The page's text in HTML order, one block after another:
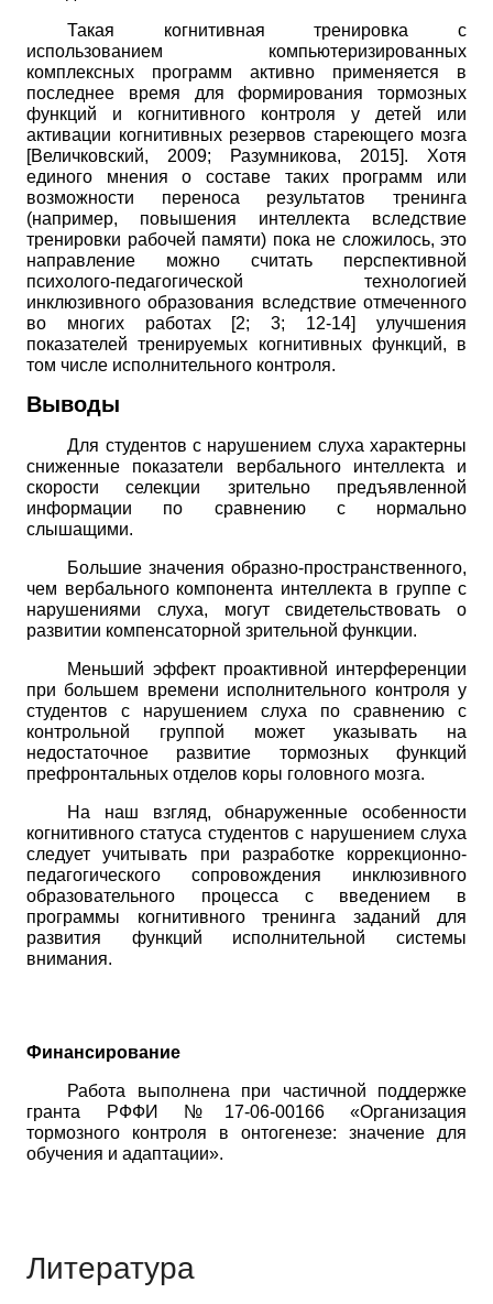
Такая когнитивная тренировка с
использованием компьютеризированных
комплексных программ активно применяется в
последнее время для формирования тормозных
функций и когнитивного контроля у детей или
активации когнитивных резервов стареющего мозга
[Величковский, 2009; Разумникова, 2015]. Хотя
единого мнения о составе таких программ или
возможности переноса результатов тренинга
(например, повышения интеллекта вследствие
тренировки рабочей памяти) пока не сложилось, это
направление можно считать перспективной
психолого-педагогической технологией
инклюзивного образования вследствие отмеченного
во многих работах [2; 3; 12-14] улучшения
показателей тренируемых когнитивных функций, в
том числе исполнительного контроля.
Выводы
Для студентов с нарушением слуха характерны
сниженные показатели вербального интеллекта и
скорости селекции зрительно предъявленной
информации по сравнению с нормально
слышащими.
Большие значения образно-пространственного,
чем вербального компонента интеллекта в группе с
нарушениями слуха, могут свидетельствовать о
развитии компенсаторной зрительной функции.
Меньший эффект проактивной интерференции
при большем времени исполнительного контроля у
студентов с нарушением слуха по сравнению с
контрольной группой может указывать на
недостаточное развитие тормозных функций
префронтальных отделов коры головного мозга.
На наш взгляд, обнаруженные особенности
когнитивного статуса студентов с нарушением слуха
следует учитывать при разработке коррекционно­
педагогического сопровождения инклюзивного
образовательного процесса с введением в
программы когнитивного тренинга заданий для
развития функций исполнительной системы
внимания.
Финансирование
Работа выполнена при частичной поддержке
гранта РФФИ №17-06-00166 «Организация
тормозного контроля в онтогенезе: значение для
обучения и адаптации».
Литература